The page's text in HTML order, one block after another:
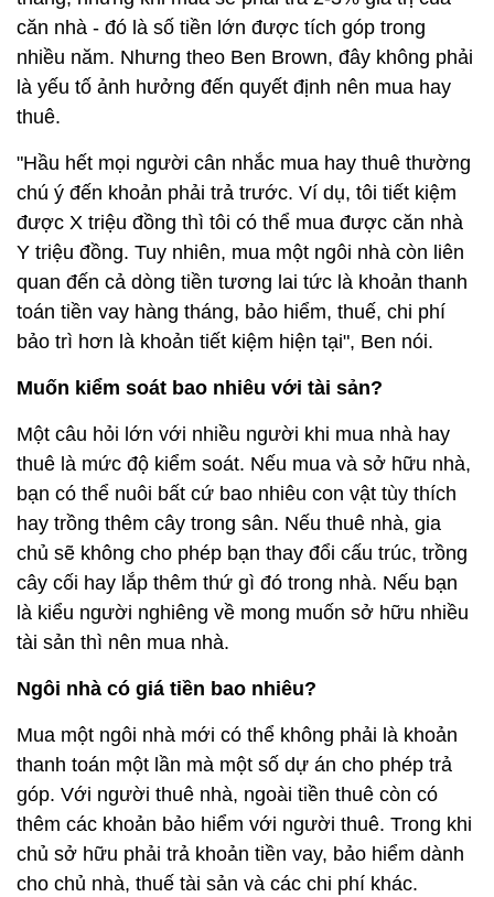
căn nhà - đó là số tiền lớn được tích góp trong
nhiều năm. Nhưng theo Ben Brown, đây không phải
là yếu tố ảnh hưởng đến quyết định nên mua hay
thuê.
"Hầu hết mọi người cân nhắc mua hay thuê thường
chú ý đến khoản phải trả trước. Ví dụ, tôi tiết kiệm
được X triệu đồng thì tôi có thể mua được căn nhà
Y triệu đồng. Tuy nhiên, mua một ngôi nhà còn liên
quan đến cả dòng tiền tương lai tức là khoản thanh
toán tiền vay hàng tháng, bảo hiểm, thuế, chi phí
bảo trì hơn là khoản tiết kiệm hiện tại", Ben nói.
Muốn kiểm soát bao nhiêu với tài sản?
Một câu hỏi lớn với nhiều người khi mua nhà hay
thuê là mức độ kiểm soát. Nếu mua và sở hữu nhà,
bạn có thể nuôi bất cứ bao nhiêu con vật tùy thích
hay trồng thêm cây trong sân. Nếu thuê nhà, gia
chủ sẽ không cho phép bạn thay đổi cấu trúc, trồng
cây cối hay lắp thêm thứ gì đó trong nhà. Nếu bạn
là kiểu người nghiêng về mong muốn sở hữu nhiều
tài sản thì nên mua nhà.
Ngôi nhà có giá tiền bao nhiêu?
Mua một ngôi nhà mới có thể không phải là khoản
thanh toán một lần mà một số dự án cho phép trả
góp. Với người thuê nhà, ngoài tiền thuê còn có
thêm các khoản bảo hiểm với người thuê. Trong khi
chủ sở hữu phải trả khoản tiền vay, bảo hiểm dành
cho chủ nhà, thuế tài sản và các chi phí khác.